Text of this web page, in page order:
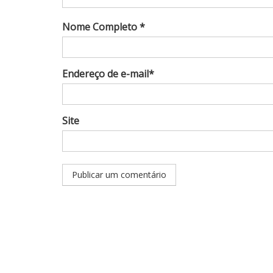
Nome Completo *
Endereço de e-mail*
Site